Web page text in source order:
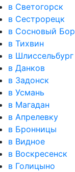
в Светогорск
в Сестрорецк
в Сосновый Бор
в Тихвин
в Шлиссельбург
в Данков
в Задонск
в Усмань
в Магадан
в Апрелевку
в Бронницы
в Видное
в Воскресенск
в Голицыно